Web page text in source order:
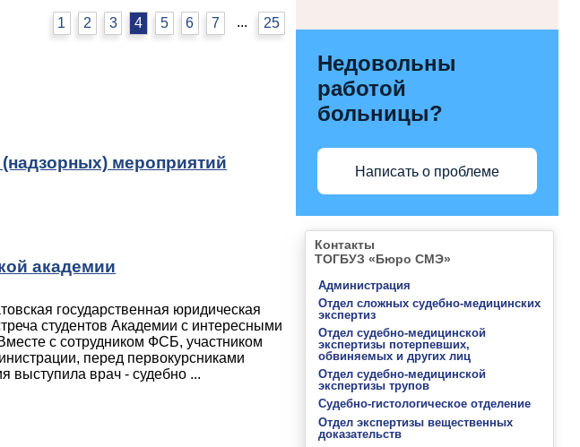
1 2 3 4 5 6 7 ... 25
мероприятий
академии
государственная юридическая
студентов Академии с интересными
с сотрудником ФСБ, участником
перед первокурсниками
выступила врач - судебно ...
Недовольны
работой
больницы?
Написать о проблеме
Контакты
ТОГБУЗ «Бюро СМЭ»
Администрация
Отдел сложных судебно-медицинских
экспертиз
Отдел судебно-медицинской
экспертизы потерпевших,
обвиняемых и других лиц
Отдел судебно-медицинской
экспертизы трупов
Судебно-гистологическое отделение
Отдел экспертизы вещественных
доказательств